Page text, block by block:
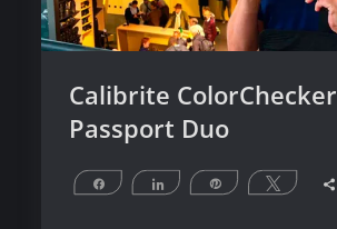
Calibrite ColorChecker
Passport Duo
Partagez Partagez Épingle Tweetez